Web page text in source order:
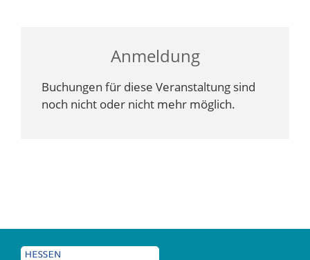
Anmeldung
Buchungen für diese Veranstaltung sind
noch nicht oder nicht mehr möglich.